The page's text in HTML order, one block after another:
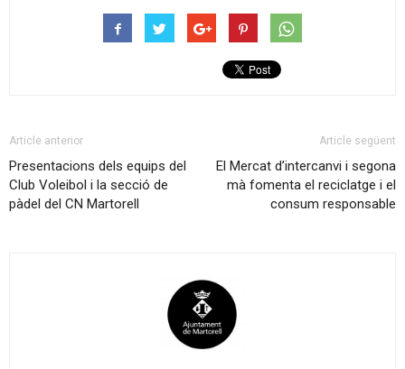
Article anterior
Presentacions dels equips del
Club Voleibol i la secció de
pàdel del CN Martorell
Article següent
El Mercat d’intercanvi i segona
mà fomenta el reciclatge i el
consum responsable